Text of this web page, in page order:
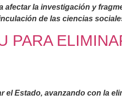
la investigación y
de las ciencias
PARA
Estado, avanzando con la